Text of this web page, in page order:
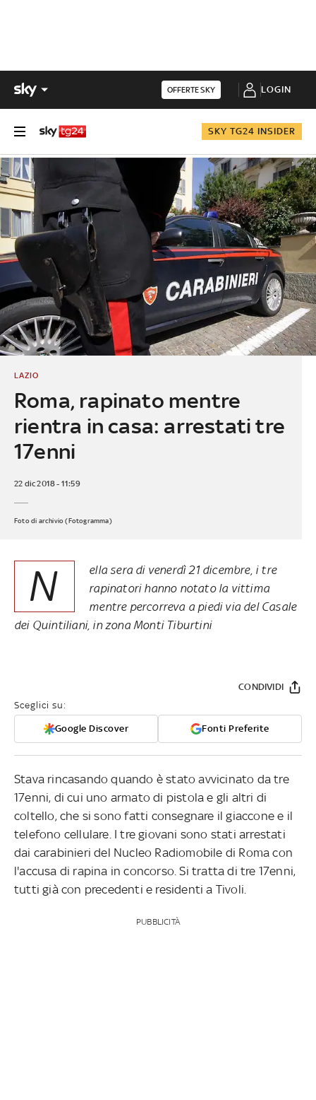
OFFERTE SKY LOGIN
SKY TG24 INSIDER
Roma, rapinato mentre
rientra in casa: arrestati tre
17enni
LAZIO
22 dic 2018 - 11:59
Foto di archivio (Fotogramma)
N
ella sera di venerdì 21 dicembre, i tre
rapinatori hanno notato la vittima
mentre percorreva a piedi via del Casale
dei Quintiliani, in zona Monti Tiburtini
Sceglici su:
Google Discover Fonti Preferite
CONDIVIDI
Stava rincasando quando è stato avvicinato da tre
17enni, di cui uno armato di pistola e gli altri di
coltello, che si sono fatti consegnare il giaccone e il
telefono cellulare. I tre giovani sono stati arrestati
dai carabinieri del Nucleo Radiomobile di Roma con
l'accusa di rapina in concorso. Si tratta di tre 17enni,
tutti già con precedenti e residenti a Tivoli.
PUBBLICITÀ